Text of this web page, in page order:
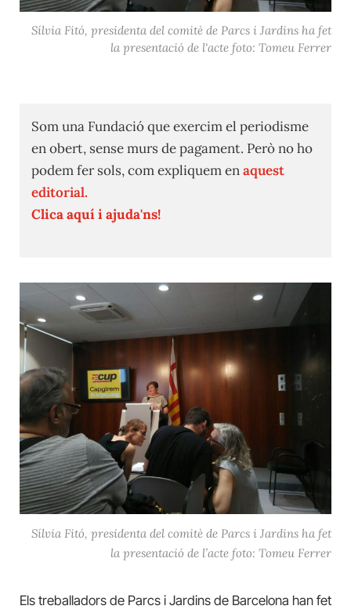
Sílvia Fitó, presidenta del comitè de Parcs i Jardins ha fet
la presentació de l'acte foto: Tomeu Ferrer
Som una Fundació que exercim el periodisme
en obert, sense murs de pagament. Però no ho
podem fer sols, com expliquem enaquest
editorial.
Clica aquí i ajuda'ns!
Sílvia Fitó, presidenta del comitè de Parcs i Jardins ha fet
la presentació de l’acte foto: Tomeu Ferrer
Els treballadors de Parcs i Jardins de Barcelona han fet